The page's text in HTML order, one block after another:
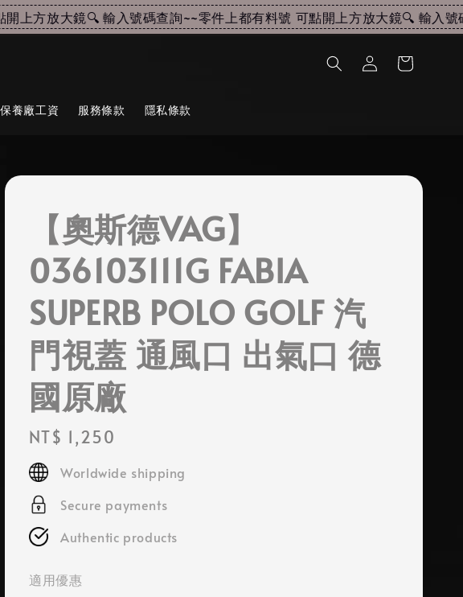
方放大鏡🔍 輸入號碼查詢~~零件上都有料號 可點開上方放大鏡🔍 輸入號碼
保養廠工資 服務條款 隱私條款
【奧斯德VAG】
036103111G FABIA
SUPERB POLO GOLF 汽
門視蓋 通風口 出氣口 德
國原廠
Regular
price
NT$ 1,250
Worldwide shipping
Secure payments
Authentic products
適用優惠